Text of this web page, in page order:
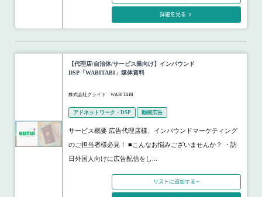
詳細を見る
【代理店/自治体/サービス業向け】インバウンド
DSP「WABITABI」媒体資料
株式会社クライド WABITABI
アドネットワーク・DSP 動画広告
サービス概要 広告代理店様、インバウンドマーケティング
のご担当者様必見！ ■こんなお悩みございませんか？ ・訪
日外国人向けに広告配信をし...
リストに追加する +